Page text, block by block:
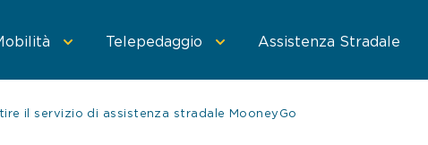
Sosta su strisce blu Parcheggi in struttura
Trasporto pubblico Treni e bus
Telepedaggio
convenzionati Area C di Milano
Assistenza Stradale
il servizio di assistenza stradale MooneyGo